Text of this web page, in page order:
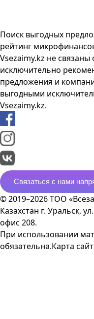
Поиск выгодных
рейтинг
Vsezaimy.kz не
исключительно
предложения и
выгодными
Vsezaimy.kz.
Связаться с нами
© 2019–2026 ТОО
Казахстан г. Уральск,
офис 208.
При использовании
обязательна.Карта